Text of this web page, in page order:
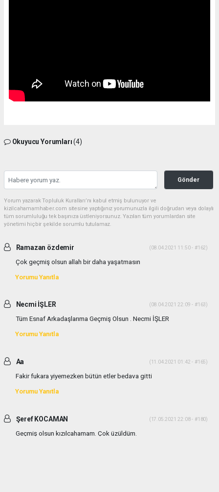
Okuyucu Yorumları(4)
Gönder
Yorum yazarak Topluluk Kuralları’nı kabul etmiş bulunuyor ve
kizilcahamamhaber.com sitesine yaptığınız yorumunuzla ilgili doğrudan veya dolaylı
tüm sorumluluğu tek başınıza üstleniyorsunuz. Yazılan tüm yorumlardan site
yönetimi hiçbir şekilde sorumlu tutulamaz.
Ramazan özdemir (08.04.2021 11:50 - #162)
Çok geçmiş olsun allah bir daha yaşatmasın
Yorumu Yanıtla
Necmi İŞLER (08.04.2021 22:09 - #163)
Tüm Esnaf Arkadaşlarıma Geçmiş Olsun . Necmi İŞLER
Yorumu Yanıtla
Aa (11.04.2021 01:42 - #165)
Fakir fukara yiyemezken bütün etler bedava gitti
Yorumu Yanıtla
Şeref KOCAMAN (17.05.2021 22:08 - #180)
Geçmiş olsun kızılcahamam. Çok üzüldüm.